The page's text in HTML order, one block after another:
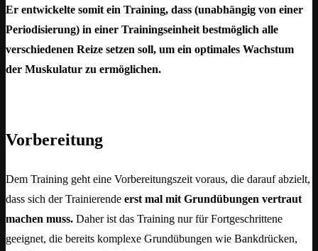
Er entwickelte somit ein Training, dass (unabhängig von einer
Periodisierung) in einer Trainingseinheit bestmöglich alle
verschiedenen Reize setzen soll, um ein optimales Wachstum
der Muskulatur zu ermöglichen.
Vorbereitung
Dem Training geht eine Vorbereitungszeit voraus, die darauf abzielt,
dass sich der Trainierende erst mal mit Grundübungen vertraut
machen muss. Daher ist das Training nur für Fortgeschrittene
geeignet, die bereits komplexe Grundübungen wie Bankdrücken,